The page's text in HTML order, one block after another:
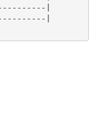
|
|